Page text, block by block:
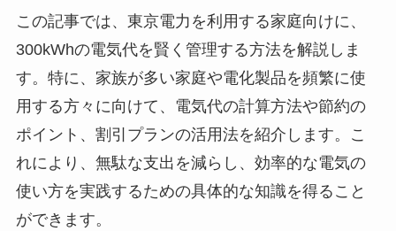
この記事では、東京電力を利用する家庭向けに、
300kWhの電気代を賢く管理する方法を解説しま
す。特に、家族が多い家庭や電化製品を頻繁に使
用する方々に向けて、電気代の計算方法や節約の
ポイント、割引プランの活用法を紹介します。こ
れにより、無駄な支出を減らし、効率的な電気の
使い方を実践するための具体的な知識を得ること
ができます。